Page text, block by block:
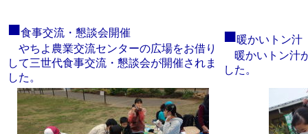
■食事交流・懇談会開催
やちよ農業交流センターの広場をお借り
して三世代食事交流・懇談会が開催されま
した。
■暖かいトン汁
暖かいトン汁
した。